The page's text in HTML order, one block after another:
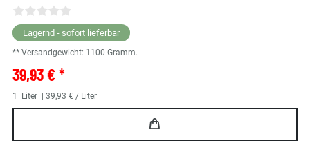
Lagernd - sofort lieferbar
** Versandgewicht: 1100 Gramm.
39,93 € *
1 Liter | 39,93 € / Liter